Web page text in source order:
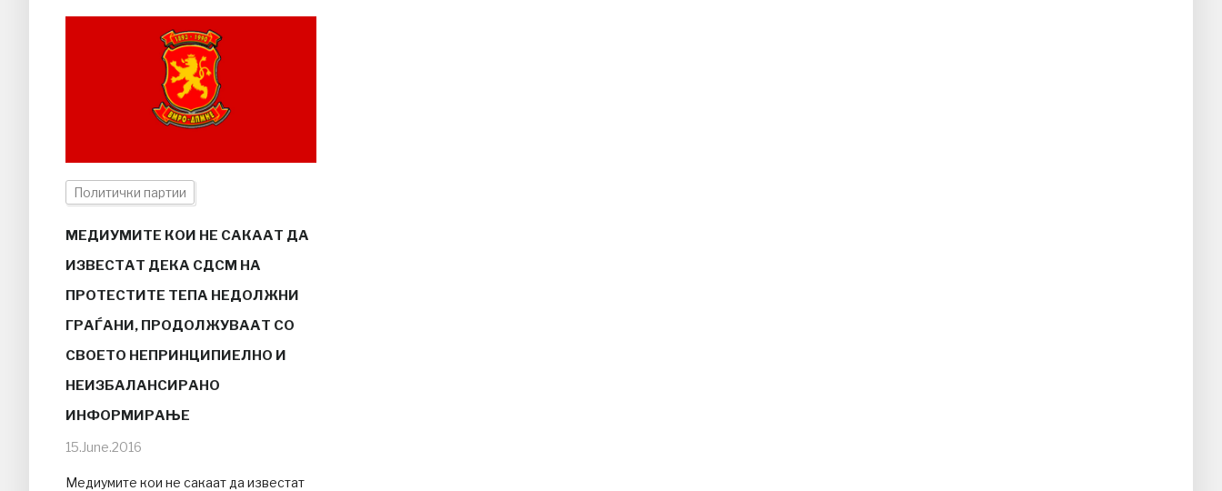
Политички партии
МЕДИУМИТЕ КОИ НЕ САКААТ ДА
ИЗВЕСТАТ ДЕКА СДСМ НА
ПРОТЕСТИТЕ ТЕПА НЕДОЛЖНИ
ГРАЃАНИ, ПРОДОЛЖУВААТ СО
СВОЕТО НЕПРИНЦИПИЕЛНО И
НЕИЗБАЛАНСИРАНО
ИНФОРМИРАЊЕ
15.June.2016
Медиумите кои не сакаат да известат